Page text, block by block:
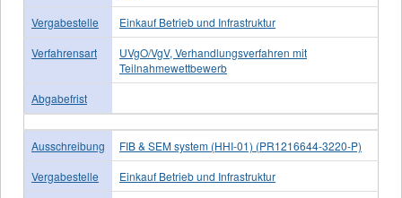
Vergabestelle
Einkauf Betrieb und Infrastruktur
Verfahrensart
UVgO/VgV, Verhandlungsverfahren mit
Teilnahmewettbewerb
Abgabefrist
Ausschreibung
FIB & SEM system (HHI-01) (PR1216644-3220-P)
Vergabestelle
Einkauf Betrieb und Infrastruktur